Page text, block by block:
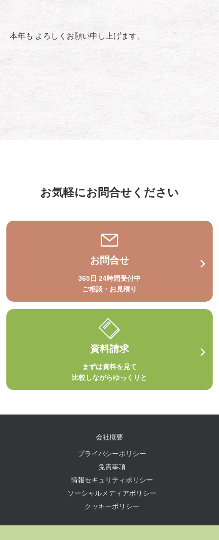
本年も よろしくお願い申し上げます。
お気軽にお問合せください
お問合せ
365日 24時間受付中
ご相談・お見積り
資料請求
まずは資料を見て
比較しながらゆっくりと
会社概要
プライバシーポリシー
免責事項
情報セキュリティポリシー
ソーシャルメディアポリシー
クッキーポリシー